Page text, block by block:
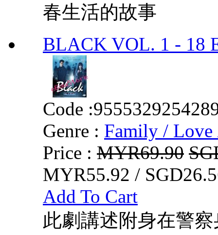
春生活的故事
BLACK VOL. 1 - 18
Code :
Genre : Family / Love
Price : MYR69.90
MYR55.92 /
Add To Cart
此劇講述附身在警